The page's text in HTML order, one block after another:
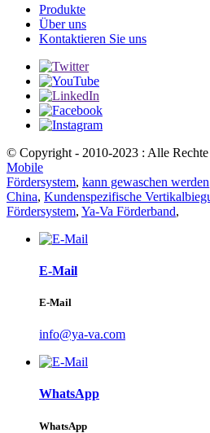
Produkte
Über uns
Kontaktieren Sie uns
© Copyright - 2010-2023 : Alle Rechte
Mobile
Fördersystem, kann gewaschen werden
China, Kundenspezifische
Fördersystem, Ya-Va Förderband,
E-Mail
E-Mail
info@ya-va.com
WhatsApp
WhatsApp